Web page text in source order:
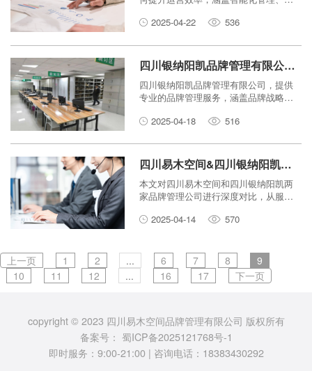
物业管理企业提供有效的策略和建议。
2025-04-22 536
四川银纳阳凯品牌管理有限公司：专业的品牌管理服务
四川银纳阳凯品牌管理有限公司，提供
专业的品牌管理服务，涵盖品牌战略、
方面，助力企业提升品牌价值，实现持
2025-04-18 516
四川易木空间&四川银纳阳凯：品牌管理公司深度对比
本文对四川易木空间和四川银纳阳凯两
家品牌管理公司进行深度对比，从服务
手，帮助企业选择合适的合作伙伴。
2025-04-14 570
上一页 1 2 ... 6 7 8
9
10
11 12 ... 16 17 下一页
copyright © 2023 四川易木空间品牌管理有限公司 版权所有
备案号： 蜀ICP备2025121768号-1
即时服务：9:00-21:00 | 咨询电话：18383430292